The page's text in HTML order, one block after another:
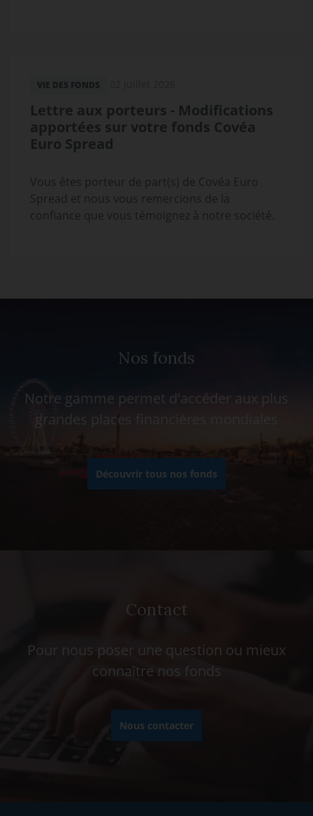
VIE DES FONDS
Lettre aux porteurs - Modifications
apportées sur votre fonds Covéa
Euro Spread
Vous êtes porteur de part(s) de Covéa Euro
Spread et nous vous remercions de la
confiance que vous témoignez à notre société.
Nos fonds
Notre gamme permet d'accéder aux plus
grandes places financières mondiales
Découvrir tous nos fonds
Contact
Pour nous poser une question ou mieux
connaître nos fonds
Nous contacter